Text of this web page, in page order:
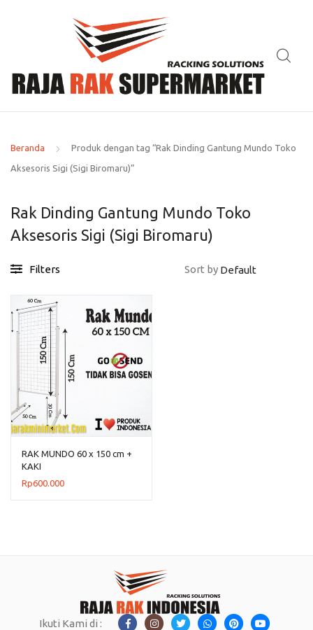
Beranda Produk dengan tag “Rak Dinding Gantung Mundo Toko
Aksesoris Sigi (Sigi Biromaru)”
Rak Dinding Gantung Mundo Toko
Aksesoris Sigi (Sigi Biromaru)
Filters Sort by
RAK MUNDO 60 x 150 cm +
KAKI
Rp600.000
Ikuti Kami di :